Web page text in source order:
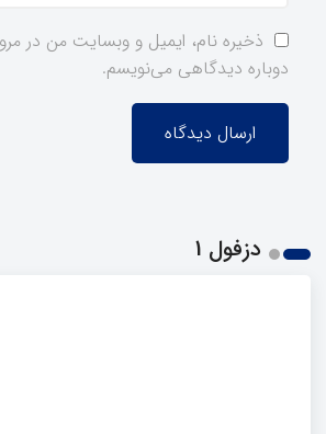
ذخیره نام، ایمیل و وبسایت من در
دوباره دیدگاهی می‌نویسم.
دزفول 1